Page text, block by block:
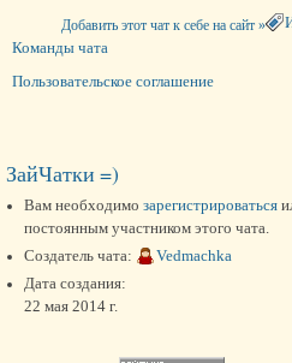
Добавить этот чат к себе на сайт »
Команды чата
Пользовательское соглашение
ЗайЧатки =)
Вам необходимо зарегистрироваться
постоянным участником этого чата.
Создатель чата:
Vedmachka
Дата создания:
22 мая 2014 г.